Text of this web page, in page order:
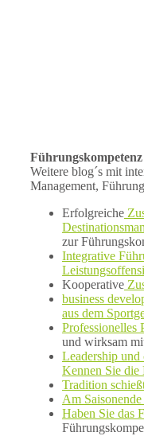
Weitere blog´s mit
Management,
Erfolgreiche
zur
Integrative
Kooperative
business
aus dem
Professionelles
und wirksam
Leadership und
Kennen Sie
Tradition
Am
Haben Sie das